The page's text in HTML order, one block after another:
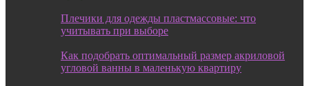
Плечики для одежды пластмассовые: что
учитывать при выборе
Как подобрать оптимальный размер акриловой
угловой ванны в маленькую квартиру